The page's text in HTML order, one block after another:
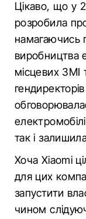
Цікаво, що у
розробила
намагаючись
виробництва
місцевих ЗМІ
так і
Хоча Xiaomi
для цих
запустити
чином